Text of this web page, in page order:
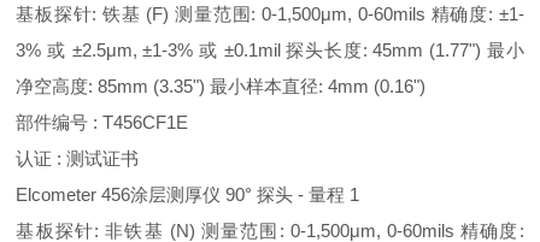
基板探针: 铁基 (F) 测量范围: 0-1,500μm, 0-60mils 精确度: ±1-
3% 或 ±2.5μm, ±1-3% 或 ±0.1mil 探头长度: 45mm (1.77") 最小
净空高度: 85mm (3.35") 最小样本直径: 4mm (0.16")
部件编号 : T456CF1E
认证 : 测试证书
Elcometer 456涂层测厚仪 90° 探头 - 量程 1
基板探针: 非铁基 (N) 测量范围: 0-1,500μm, 0-60mils 精确度: